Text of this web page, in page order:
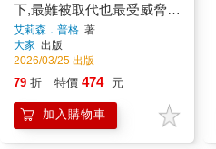
下,最難被取代也最受威脅的
工作能力
艾莉森．普格 著
大家 出版
2026/03/25 出版
79 折 特價 474 元
加入購物車